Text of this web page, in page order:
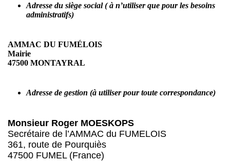
Adresse du siège social ( à n’utiliser que pour les besoins
administratifs)
AMMAC DU FUMÉLOIS
Mairie
47500 MONTAYRAL
Adresse de gestion (à utiliser pour toute correspondance)
Monsieur Roger MOESKOPS
Secrétaire de l’AMMAC du FUMELOIS
361, route de Pourquiès
47500 FUMEL (France)